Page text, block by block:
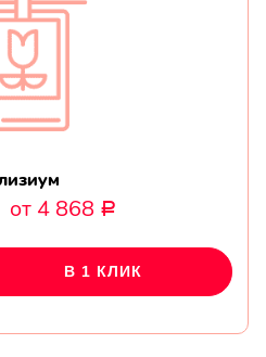
от 4 868 Р
В 1 КЛИК